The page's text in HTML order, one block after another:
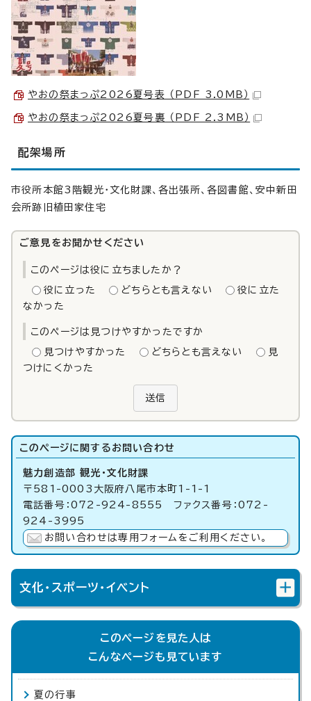
やおの祭まっぷ2026夏号表 （PDF 3.0MB）
やおの祭まっぷ2026夏号裏 （PDF 2.3MB）
配架場所
市役所本館3階観光・文化財課、各出張所、各図書館、安中新田
会所跡旧植田家住宅
ご意見をお聞かせください
このページは役に立ちましたか？
役に立った どちらとも言えない
役に立た
なかった
このページは見つけやすかったですか
見つけやすかった どちらとも言えない
見
つけにくかった
送信
このページに関する お問い合わせ
魅力創造部 観光・文化財課
〒581-0003大阪府八尾市本町1-1-1
電話番号：072-924-8555 ファクス番号：072-
924-3995
お問い合わせは専用フォームをご利用ください。
文化・スポーツ・イベント
このページを見た人は
こんなページも見ています
夏の行事